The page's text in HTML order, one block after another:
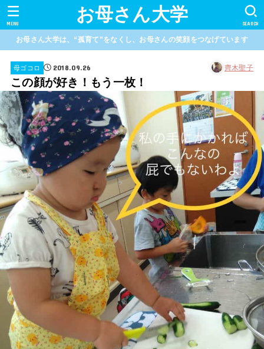
お母さん大学 SEARCH
MENU
お母さん大学は、“孤育て”をなくし、お母さんの笑顔をつなげています
母ゴコロ 2018.09.26 齊木聖子
この顔が好き！もう一枚！